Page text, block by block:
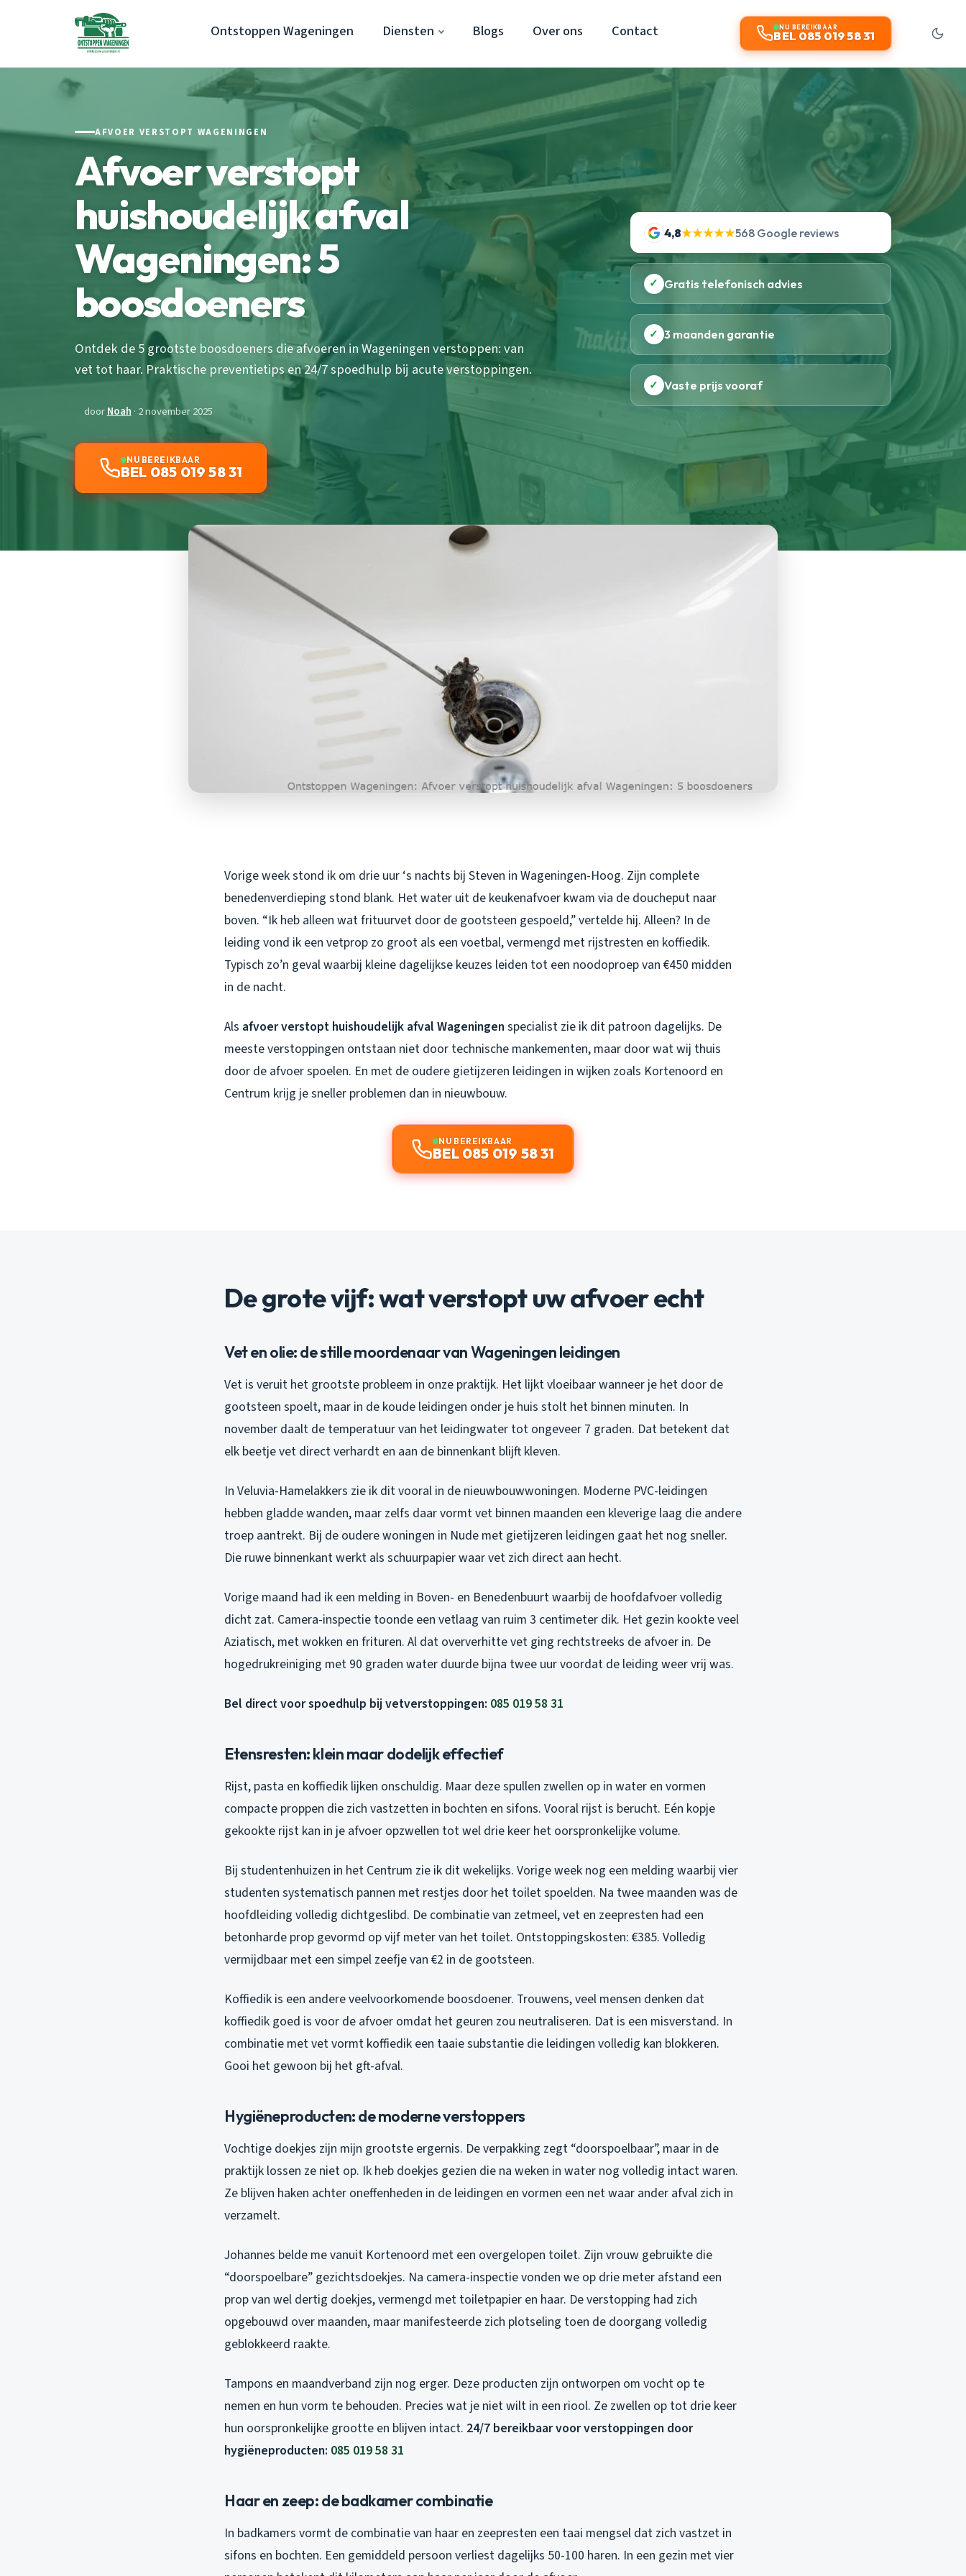
Ontstoppen Wageningen Diensten Blogs Over ons Contact NU BEREIKBAAR
BEL 085 019 58 31
AFVOER VERSTOPT WAGENINGEN
Afvoer verstopt
huishoudelijk afval
Wageningen: 5
boosdoeners
Ontdek de 5 grootste boosdoeners die afvoeren in Wageningen verstoppen: van
vet tot haar. Praktische preventietips en 24/7 spoedhulp bij acute verstoppingen.
doorNoah · 2 november 2025
NU BEREIKBAAR
BEL 085 019 58 31
4,8★★★★★568 Google reviews
✓ Gratis telefonisch advies
✓ 3 maanden garantie
✓ Vaste prijs vooraf
Vorige week stond ik om drie uur ‘s nachts bij Steven in Wageningen-Hoog. Zijn complete
benedenverdieping stond blank. Het water uit de keukenafvoer kwam via de doucheput naar
boven. “Ik heb alleen wat frituurvet door de gootsteen gespoeld,” vertelde hij. Alleen? In de
leiding vond ik een vetprop zo groot als een voetbal, vermengd met rijstresten en koffiedik.
Typisch zo’n geval waarbij kleine dagelijkse keuzes leiden tot een noodoproep van €450 midden
in de nacht.
Als afvoer verstopt huishoudelijk afval Wageningen specialist zie ik dit patroon dagelijks. De
meeste verstoppingen ontstaan niet door technische mankementen, maar door wat wij thuis
door de afvoer spoelen. En met de oudere gietijzeren leidingen in wijken zoals Kortenoord en
Centrum krijg je sneller problemen dan in nieuwbouw.
NU BEREIKBAAR
BEL 085 019 58 31
De grote vijf: wat verstopt uw afvoer echt
Vet en olie: de stille moordenaar van Wageningen leidingen
Vet is veruit het grootste probleem in onze praktijk. Het lijkt vloeibaar wanneer je het door de
gootsteen spoelt, maar in de koude leidingen onder je huis stolt het binnen minuten. In
november daalt de temperatuur van het leidingwater tot ongeveer 7 graden. Dat betekent dat
elk beetje vet direct verhardt en aan de binnenkant blijft kleven.
In Veluvia-Hamelakkers zie ik dit vooral in de nieuwbouwwoningen. Moderne PVC-leidingen
hebben gladde wanden, maar zelfs daar vormt vet binnen maanden een kleverige laag die andere
troep aantrekt. Bij de oudere woningen in Nude met gietijzeren leidingen gaat het nog sneller.
Die ruwe binnenkant werkt als schuurpapier waar vet zich direct aan hecht.
Vorige maand had ik een melding in Boven- en Benedenbuurt waarbij de hoofdafvoer volledig
dicht zat. Camera-inspectie toonde een vetlaag van ruim 3 centimeter dik. Het gezin kookte veel
Aziatisch, met wokken en frituren. Al dat oververhitte vet ging rechtstreeks de afvoer in. De
hogedrukreiniging met 90 graden water duurde bijna twee uur voordat de leiding weer vrij was.
Bel direct voor spoedhulp bij vetverstoppingen: 085 019 58 31
Etensresten: klein maar dodelijk effectief
Rijst, pasta en koffiedik lijken onschuldig. Maar deze spullen zwellen op in water en vormen
compacte proppen die zich vastzetten in bochten en sifons. Vooral rijst is berucht. Eén kopje
gekookte rijst kan in je afvoer opzwellen tot wel drie keer het oorspronkelijke volume.
Bij studentenhuizen in het Centrum zie ik dit wekelijks. Vorige week nog een melding waarbij vier
studenten systematisch pannen met restjes door het toilet spoelden. Na twee maanden was de
hoofdleiding volledig dichtgeslibd. De combinatie van zetmeel, vet en zeepresten had een
betonharde prop gevormd op vijf meter van het toilet. Ontstoppingskosten: €385. Volledig
vermijdbaar met een simpel zeefje van €2 in de gootsteen.
Koffiedik is een andere veelvoorkomende boosdoener. Trouwens, veel mensen denken dat
koffiedik goed is voor de afvoer omdat het geuren zou neutraliseren. Dat is een misverstand. In
combinatie met vet vormt koffiedik een taaie substantie die leidingen volledig kan blokkeren.
Gooi het gewoon bij het gft-afval.
Hygiëneproducten: de moderne verstoppers
Vochtige doekjes zijn mijn grootste ergernis. De verpakking zegt “doorspoelbaar”, maar in de
praktijk lossen ze niet op. Ik heb doekjes gezien die na weken in water nog volledig intact waren.
Ze blijven haken achter oneffenheden in de leidingen en vormen een net waar ander afval zich in
verzamelt.
Johannes belde me vanuit Kortenoord met een overgelopen toilet. Zijn vrouw gebruikte die
“doorspoelbare” gezichtsdoekjes. Na camera-inspectie vonden we op drie meter afstand een
prop van wel dertig doekjes, vermengd met toiletpapier en haar. De verstopping had zich
opgebouwd over maanden, maar manifesteerde zich plotseling toen de doorgang volledig
geblokkeerd raakte.
Tampons en maandverband zijn nog erger. Deze producten zijn ontworpen om vocht op te
nemen en hun vorm te behouden. Precies wat je niet wilt in een riool. Ze zwellen op tot drie keer
hun oorspronkelijke grootte en blijven intact. 24/7 bereikbaar voor verstoppingen door
hygiëneproducten: 085 019 58 31
Haar en zeep: de badkamer combinatie
In badkamers vormt de combinatie van haar en zeepresten een taai mengsel dat zich vastzet in
sifons en bochten. Een gemiddeld persoon verliest dagelijks 50-100 haren. In een gezin met vier